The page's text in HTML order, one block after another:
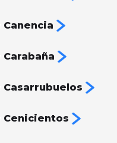
Cenicientos